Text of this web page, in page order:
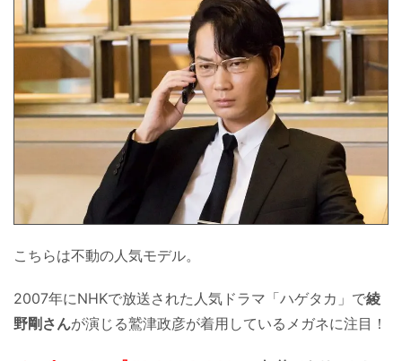
こちらは不動の人気モデル。
2007年にNHKで放送された人気ドラマ「ハゲタカ」で綾
野剛さんが演じる鷲津政彦が着用しているメガネに注目！